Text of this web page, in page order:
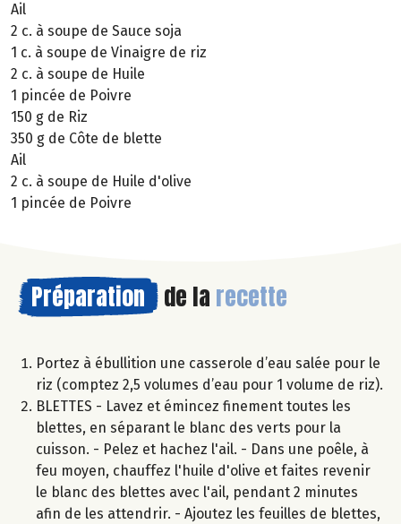
Ail
2 c. à soupe de Sauce soja
1 c. à soupe de Vinaigre de riz
2 c. à soupe de Huile
1 pincée de Poivre
150 g de Riz
350 g de Côte de blette
Ail
2 c. à soupe de Huile d'olive
1 pincée de Poivre
Préparation de la recette
Portez à ébullition une casserole d’eau salée pour le
riz (comptez 2,5 volumes d’eau pour 1 volume de riz).
BLETTES - Lavez et émincez finement toutes les
blettes, en séparant le blanc des verts pour la
cuisson. - Pelez et hachez l'ail. - Dans une poêle, à
feu moyen, chauffez l'huile d'olive et faites revenir
le blanc des blettes avec l'ail, pendant 2 minutes
afin de les attendrir. - Ajoutez les feuilles de blettes,